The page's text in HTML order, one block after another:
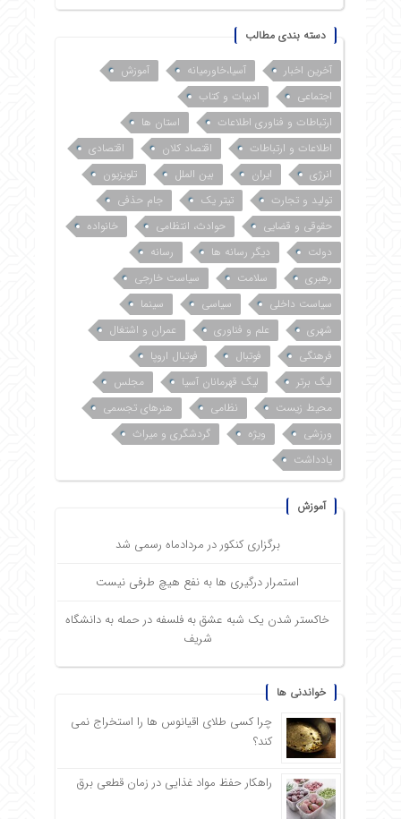
دسته بندی مطالب
آخرین اخبار آسیا،خاورمیانه
آموزش
اجتماعی
ادبیات و کتاب
ارتباطات و فناوری اطلاعات
استان ها
اطلاعات و ارتباطات
اقتصاد کلان
اقتصادی
انرژی
ایران بین الملل
تلویزیون
تولید و تجارت
تیتر یک
جام حذفی
حقوقی و قضایی
حوادث، انتظامی
خانواده
دولت
دیگر رسانه ها
رسانه
رهبری
سلامت
سیاست خارجی
سیاست داخلی
سیاسی
سینما
شهری
علم و فناوری
عمران و اشتغال
فرهنگی
فوتبال
فوتبال اروپا
لیگ برتر
لیگ قهرمانان آسیا
مجلس
محیط زیست
نظامی
هنرهای تجسمی
ورزشی
ویژه
گردشگری و میراث
یادداشت
آموزش
برگزاری کنکور در مردادماه رسمی شد
استمرار درگیری ها به نفع هیچ طرفی نیست
خاکستر شدن یک شبه عشق به فلسفه در حمله به دانشگاه
شریف
خواندنی ها
چرا کسی طلای اقیانوس ها را استخراج نمی
کند؟
راهکار حفظ مواد غذایی در زمان قطعی برق